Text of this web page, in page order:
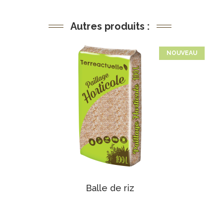
Autres produits :
NOUVEAU
Balle de riz